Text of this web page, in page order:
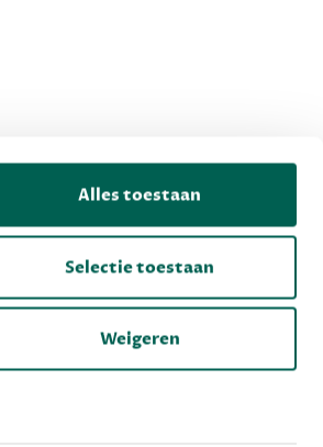
Alles toestaan
Selectie toestaan
Weigeren